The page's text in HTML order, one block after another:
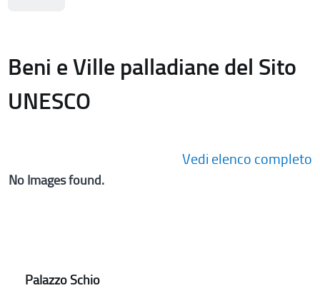
Beni e Ville palladiane del Sito
UNESCO
Vedi elenco completo
No Images found.
Palazzo Schio